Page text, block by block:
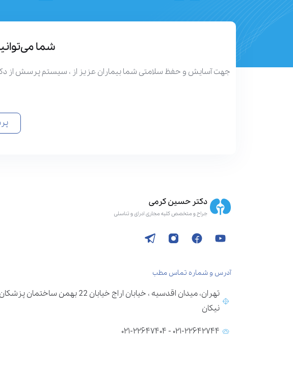
شما
جهت آسایش و حفظ سلامتی شما بیماران عزیز از ، سیستم پرسش از
آدرس و شماره تماس مطب
تهران، میدان اقدسیه ، خیابان اراج خیابان 22 بهمن
نیکان
۰۲۱-۲۲۶۴۲۷۴۴ - ۰۲۱-۲۲۶۴۷۴۰۴